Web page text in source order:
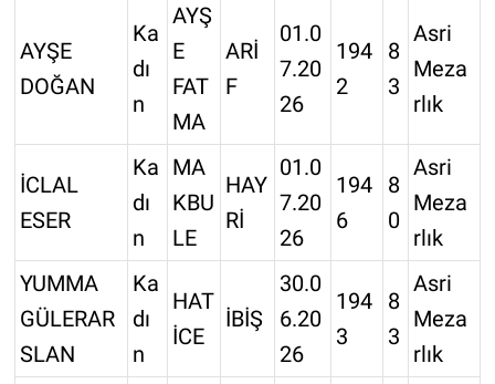
AYŞE
DOĞAN
Ka
dı
n
AYŞ
E
FAT
MA
ARİ
F
01.0
7.20
26
194
2
8
3
Asri
Meza
rlık
İCLAL
ESER
Ka
dı
n
MA
KBU
LE
HAY
Rİ
01.0
7.20
26
194
6
8
0
Asri
Meza
rlık
YUMMA
GÜLERAR
SLAN
Ka
dı
n
HAT
İCE
İBİŞ
30.0
6.20
26
194
3
8
3
Asri
Meza
rlık